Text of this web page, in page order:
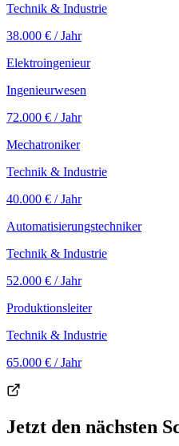
Technik & Industrie
38.000 € / Jahr
Elektroingenieur
Ingenieurwesen
72.000 € / Jahr
Mechatroniker
Technik & Industrie
40.000 € / Jahr
Automatisierungstechniker
Technik & Industrie
52.000 € / Jahr
Produktionsleiter
Technik & Industrie
65.000 € / Jahr
Jetzt den nächsten